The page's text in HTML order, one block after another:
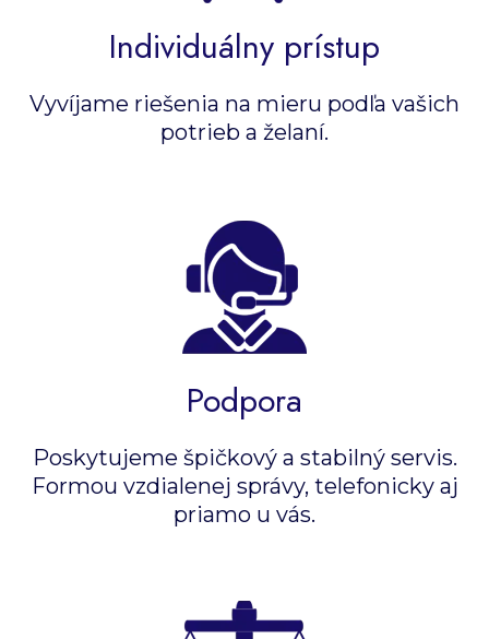
Individuálny prístup
Vyvíjame riešenia na mieru podľa vašich
potrieb a želaní.
Podpora
Poskytujeme špičkový a stabilný servis.
Formou vzdialenej správy, telefonicky aj
priamo u vás.